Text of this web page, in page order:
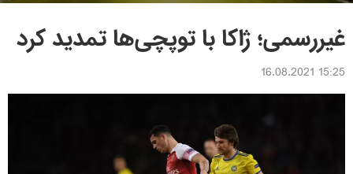
غیررسمی؛ ژاکا با توپچی‌ها تمدید کرد
15:25 16.08.2021